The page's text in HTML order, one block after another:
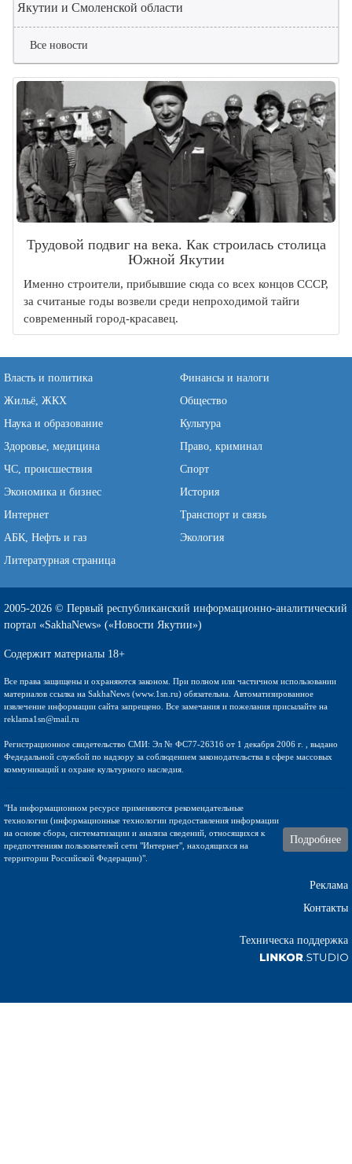
Якутии и Смоленской области
Все новости
Трудовой подвиг на века. Как строилась столица
Южной Якутии
Именно строители, прибывшие сюда со всех концов СССР,
за считаные годы возвели среди непроходимой тайги
современный город-красавец.
Власть и политика
Финансы и налоги
Жильё, ЖКХ
Общество
Наука и образование
Культура
Здоровье, медицина
Право, криминал
ЧС, происшествия
Спорт
Экономика и бизнес
История
Интернет
Транспорт и связь
АБК, Нефть и газ
Экология
Литературная страница
2005-2026 © Первый республиканский информационно-аналитический
портал «SakhaNews» («Новости Якутии»)
Содержит материалы 18+
Все права защищены и охраняются законом. При полном или частичном использовании
материалов ссылка на SakhaNews (www.1sn.ru) обязательна. Автоматизированное
извлечение информации сайта запрещено. Все замечания и пожелания присылайте на
reklama1sn@mail.ru
Регистрационное свидетельство СМИ: Эл № ФС77-26316 от 1 декабря 2006 г. , выдано
Федедальной службой по надзору за соблюдением законодательства в сфере массовых
коммуникаций и охране культурного наследия.
"На информационном ресурсе применяются рекомендательные
технологии (информационные технологии предоставления информации
на основе сбора, систематизации и анализа сведений, относящихся к
предпочтениям пользователей сети "Интернет", находящихся на
территории Российской Федерации)".
Подробнее
Реклама
Контакты
Техническа поддержка